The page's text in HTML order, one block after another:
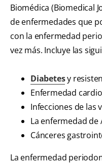
Biomédica (Biomedical
de enfermedades que
con la enfermedad
vez más. Incluye las
Diabetesy
Enfermedad
Infecciones de las
La enfermedad de
Cánceres
La enfermedad